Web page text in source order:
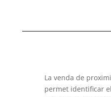
La venda de
permet identificar